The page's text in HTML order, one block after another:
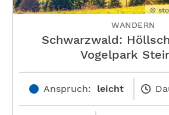
©
WANDERN
Schwarzwald:
Vogelpark
Anspruch: leicht